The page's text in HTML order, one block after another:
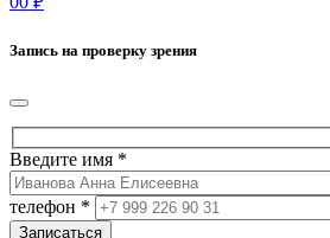
Запись на проверку зрения
Введите имя *
телефон *
Записаться